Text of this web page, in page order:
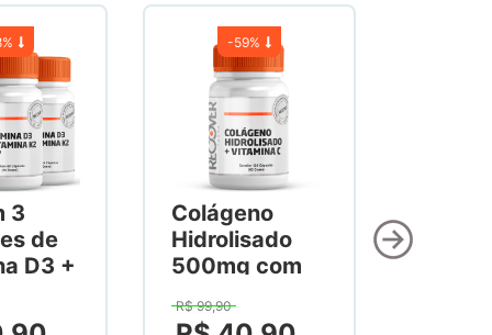
3
de
D3 +
-59%
Colágeno
Hidrolisado
500mg com
300mg 120
R$ 99,90